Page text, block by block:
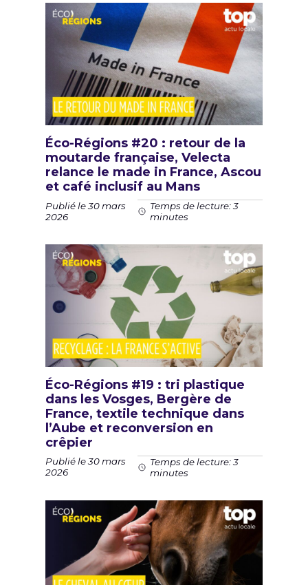
Éco-Régions #20 : retour de la
moutarde française, Velecta
relance le made in France, Ascou
et café inclusif au Mans
Publié le 30 mars
2026
Temps de lecture: 3
minutes
Éco-Régions #19 : tri plastique
dans les Vosges, Bergère de
France, textile technique dans
l’Aube et reconversion en
crêpier
Publié le 30 mars
2026
Temps de lecture: 3
minutes